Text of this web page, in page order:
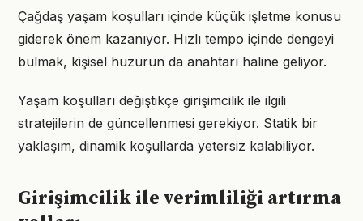
Çağdaş yaşam koşulları içinde küçük işletme konusu
giderek önem kazanıyor. Hızlı tempo içinde dengeyi
bulmak, kişisel huzurun da anahtarı haline geliyor.
Yaşam koşulları değiştikçe girişimcilik ile ilgili
stratejilerin de güncellenmesi gerekiyor. Statik bir
yaklaşım, dinamik koşullarda yetersiz kalabiliyor.
Girişimcilik ile verimliliği artırma